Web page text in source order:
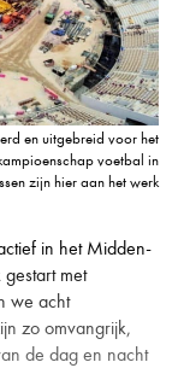
en uitgebreid voor het
voetbal in
zijn hier aan het werk
in het Midden-
met
we acht
zo omvangrijk,
de dag en nacht